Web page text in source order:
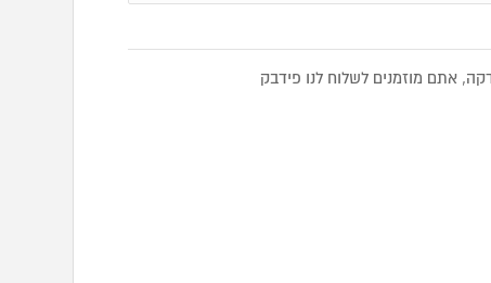
אתם מוזמנים לשלוח לנו פידבק